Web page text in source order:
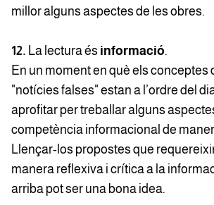
millor alguns aspectes de les obres.
12. La lectura és informació.
En un moment en què els conceptes
"notícies falses" estan a l’ordre del
aprofitar per treballar alguns
competència informacional de
Llençar-los propostes que
manera reflexiva i crítica a la
arriba pot ser una bona idea.